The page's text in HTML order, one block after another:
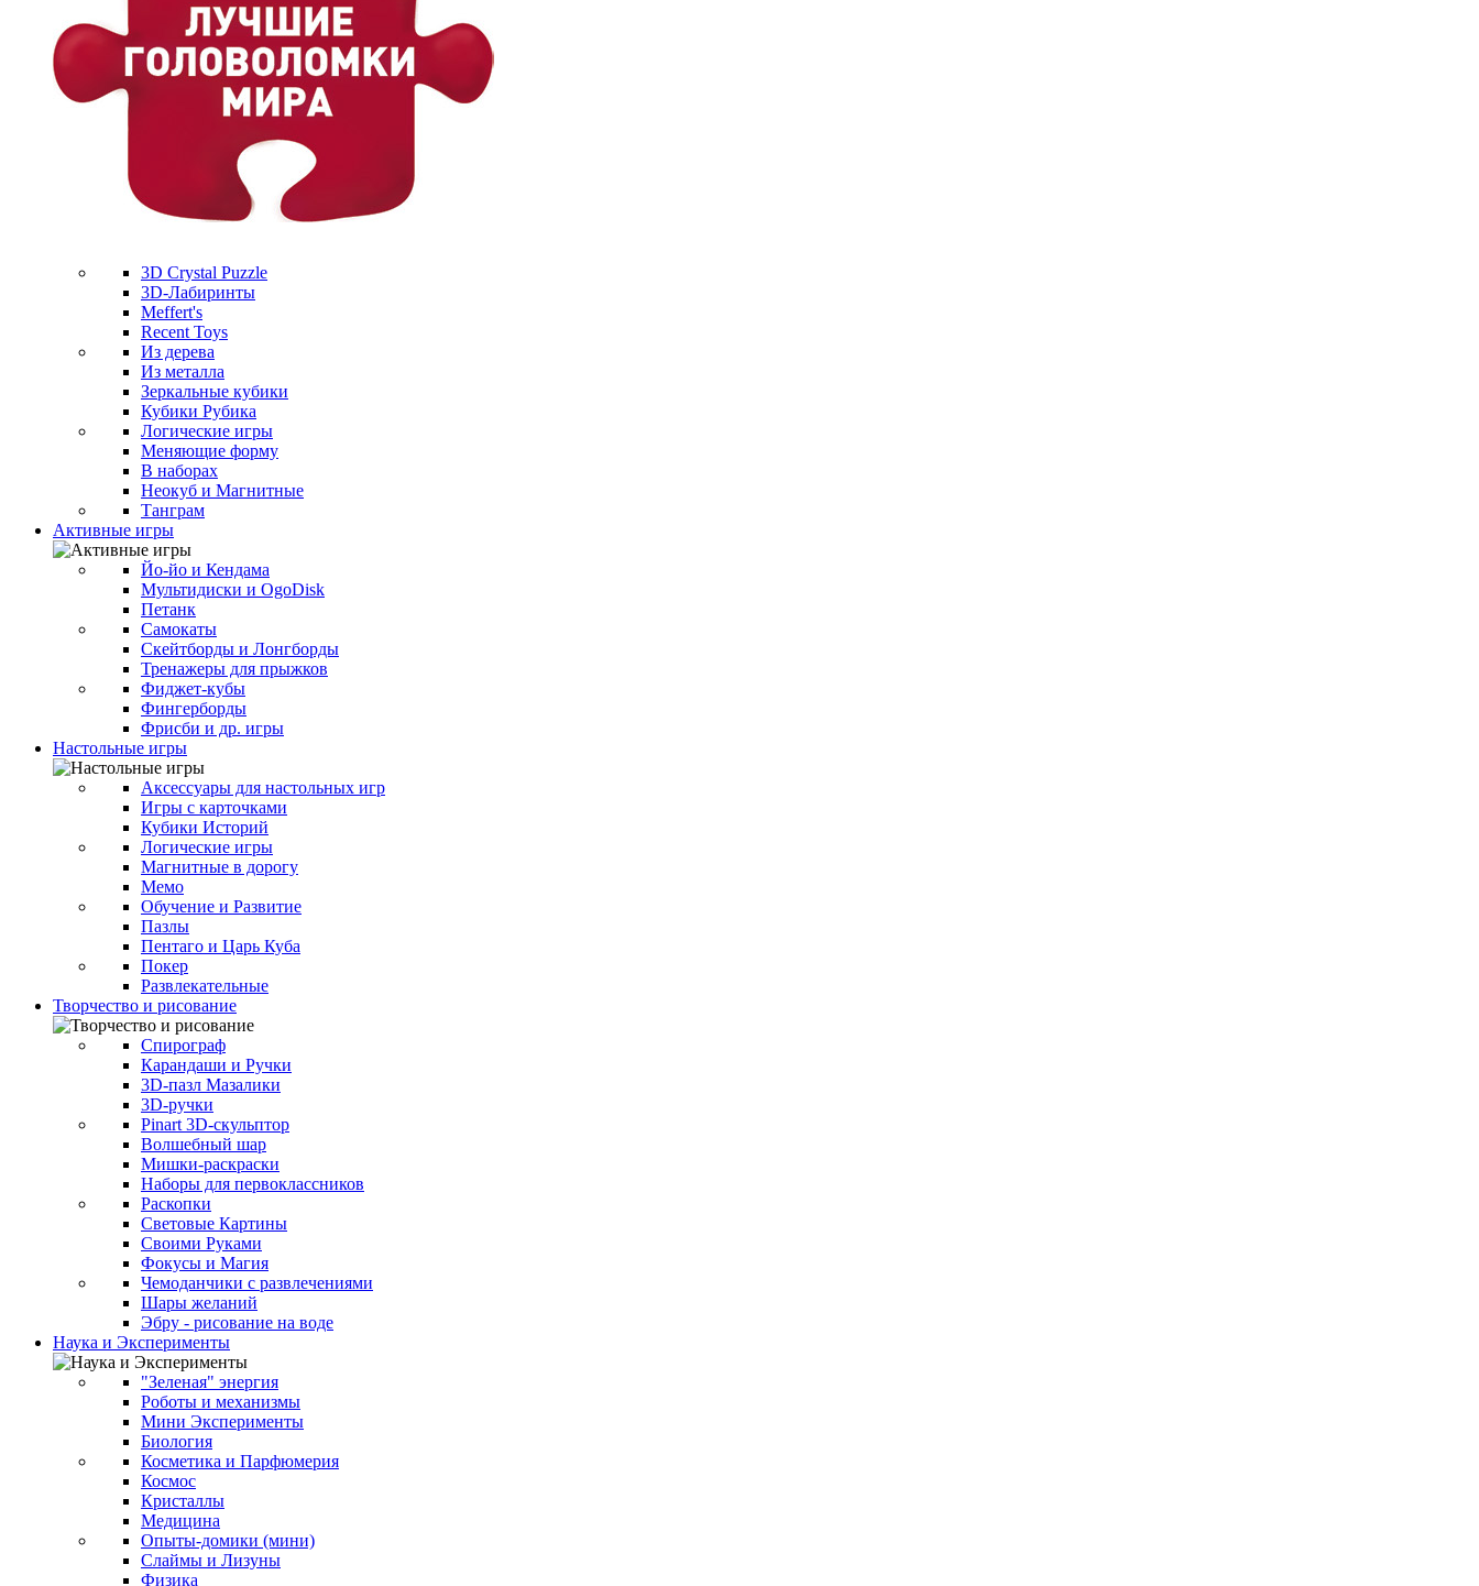
3D Crystal Puzzle
3D-Лабиринты
Meffert's
Recent Toys
Из дерева
Из металла
Зеркальные кубики
Кубики Рубика
Логические игры
Меняющие форму
В наборах
Неокуб и Магнитные
Танграм
Активные игры
Йо-йо и Кендама
Мультидиски и OgoDisk
Петанк
Самокаты
Скейтборды и Лонгборды
Тренажеры для прыжков
Фиджет-кубы
Фингерборды
Фрисби и др. игры
Настольные игры
Аксессуары для настольных игр
Игры с карточками
Кубики Историй
Логические игры
Магнитные в дорогу
Мемо
Обучение и Развитие
Пазлы
Пентаго и Царь Куба
Покер
Развлекательные
Творчество и рисование
Спирограф
Карандаши и Ручки
3D-пазл Мазалики
3D-ручки
Pinart 3D-скульптор
Волшебный шар
Мишки-раскраски
Наборы для первоклассников
Раскопки
Световые Картины
Своими Руками
Фокусы и Магия
Чемоданчики с развлечениями
Шары желаний
Эбру - рисование на воде
Наука и Эксперименты
"Зеленая" энергия
Роботы и механизмы
Мини Эксперименты
Биология
Косметика и Парфюмерия
Космос
Кристаллы
Медицина
Опыты-домики (мини)
Слаймы и Лизуны
Физика